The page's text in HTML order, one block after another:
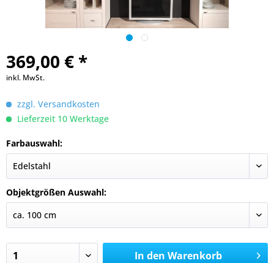
369,00 € *
inkl. MwSt.
zzgl. Versandkosten
Lieferzeit 10 Werktage
Farbauswahl:
Objektgrößen Auswahl:
In den Warenkorb